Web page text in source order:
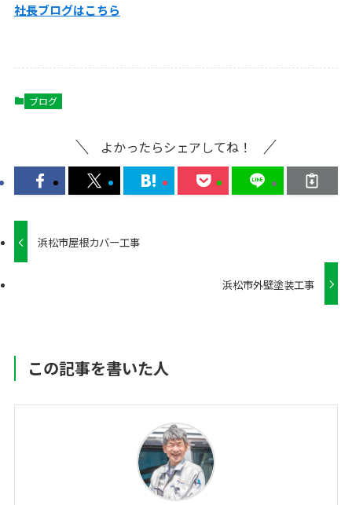
社長ブログはこちら
ブログ
よかったらシェアしてね！
浜松市屋根カバー工事
浜松市外壁塗装工事
この記事を書いた人